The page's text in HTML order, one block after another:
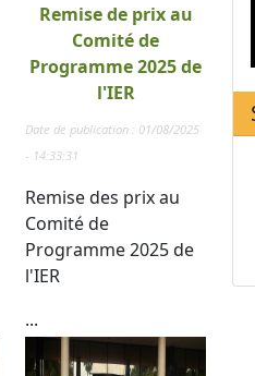
Remise de prix au
Comité de
Programme 2025 de
l'IER
Date de publication : 01/08/2025
- 14:33:31
Remise des prix au
Comité de
Programme 2025 de
l'IER
...